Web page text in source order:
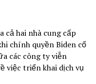
cả hai nhà cung cấp
chính quyền Biden cố
các công ty viễn
việc triển khai dịch vụ